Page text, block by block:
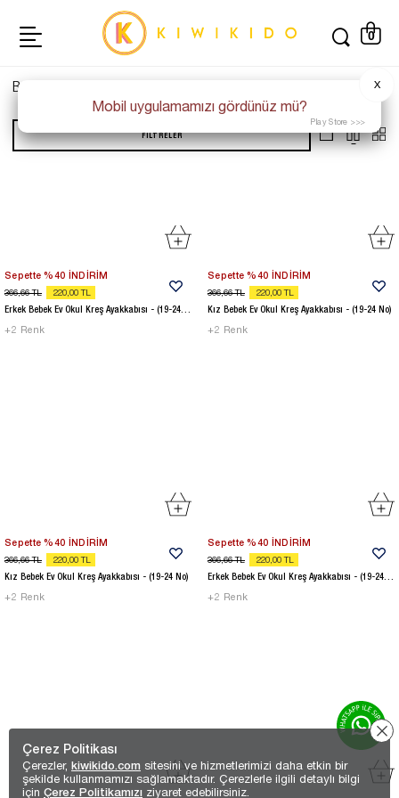
0
Bebek Giyim Adet
FILTRELER
Sepette %40 İNDİRİM
220,00 TL
366,66 TL
+2 Renk
Erkek Bebek Ev Okul Kreş Ayakkabısı - (19-24 No)
Sepette %40 İNDİRİM
220,00 TL
366,66 TL
+2 Renk
Kız Bebek Ev Okul Kreş Ayakkabısı - (19-24 No)
Sepette %40 İNDİRİM
220,00 TL
366,66 TL
+2 Renk
Kız Bebek Ev Okul Kreş Ayakkabısı - (19-24 No)
Sepette %40 İNDİRİM
220,00 TL
366,66 TL
+2 Renk
Erkek Bebek Ev Okul Kreş Ayakkabısı - (19-24 No)
Mobil uygulamamızı gördünüz mü?
X
Play Store >>>
Çerez Politikası
Çerezler, kiwikido.com sitesini ve hizmetlerimizi daha etkin bir
şekilde kullanmamızı sağlamaktadır. Çerezlerle ilgili detaylı bilgi
için Çerez Politikamızı ziyaret edebilirsiniz.